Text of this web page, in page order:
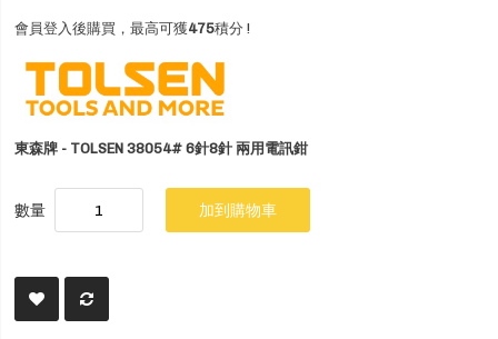
會員登入後購買，最高可獲475積分 !
東森牌 - TOLSEN 38054# 6針8針 兩用電訊鉗
數量 加到購物車